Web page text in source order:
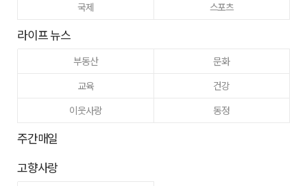
국제
스포츠
라이프 뉴스
부동산
문화
교육
건강
이웃사랑
동정
주간매일
고향사랑